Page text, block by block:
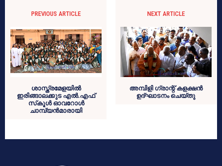
PREVIOUS ARTICLE
ശാസ്ത്രമേളയില്‍
ഇരിങ്ങാലക്കുട എല്‍.എഫ്
സ്‌കൂള്‍ ഓവറോള്‍
ചാമ്പ്യന്‍മാരായി
NEXT ARTICLE
അമ്പിളി ഗ്രാന്റ് കളക്ഷന്‍
ഉദ്ഘാടനം ചെയ്തു